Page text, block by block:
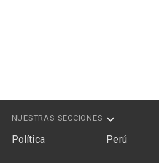
NUESTRAS SECCIONES
Política Perú